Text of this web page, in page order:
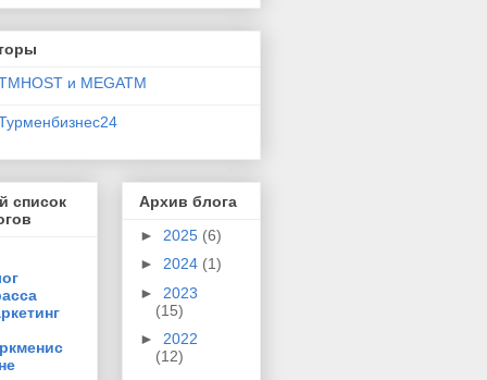
и MEGATM
список
Архив блога
► 2025 (6)
► 2024 (1)
► 2023
(15)
► 2022
(12)